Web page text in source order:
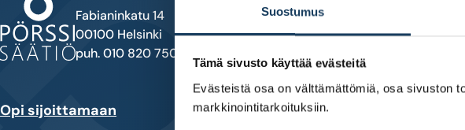
Suostumus
Tämä sivusto käyttää evästeitä
Evästeistä osa on välttämättömiä, osa sivuston
markkinointitarkoituksiin.
Fabianinkatu 14
00100 Helsinki
puh. 010 820 7500
Opi sijoittamaan Kehity sijoittajana